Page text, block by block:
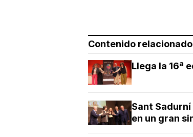
Contenido relacionado
Llega la 16ª
Sant
en un gran